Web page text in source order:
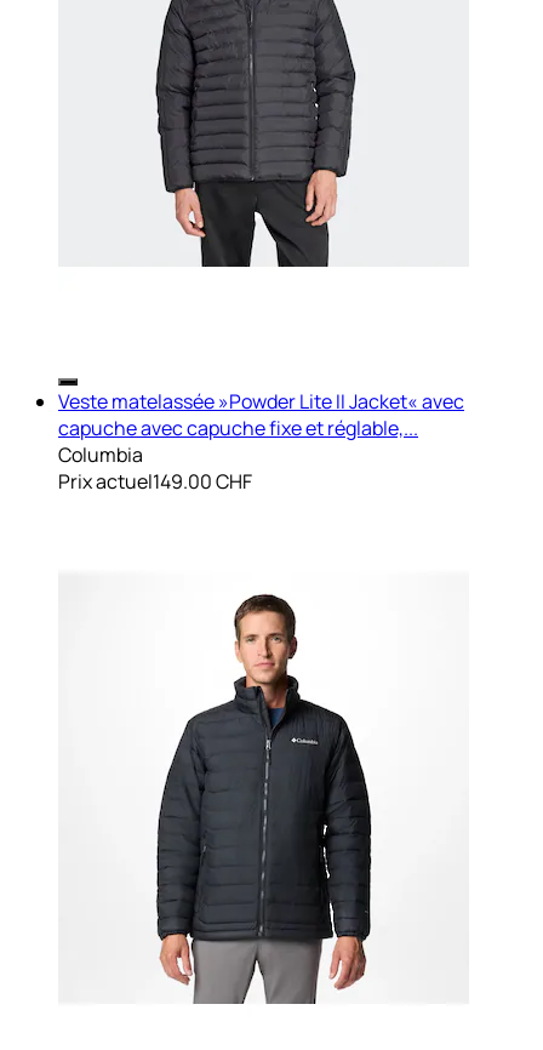
Veste matelassée »Powder Lite II Jacket« avec
capuche avec capuche fixe et réglable,...
Columbia
Prix actuel149.00 CHF